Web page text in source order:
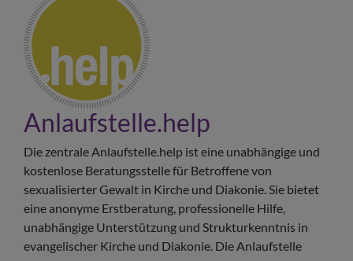
Anlaufstelle.help
Die zentrale Anlaufstelle.help ist eine unabhängige und
kostenlose Beratungsstelle für Betroffene von
sexualisierter Gewalt in Kirche und Diakonie. Sie bietet
eine anonyme Erstberatung, professionelle Hilfe,
unabhängige Unterstützung und Strukturkenntnis in
evangelischer Kirche und Diakonie. Die Anlaufstelle